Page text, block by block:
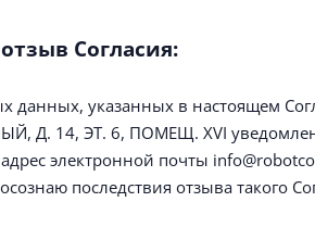
Cогласия:
данных, указанных в настоящем
ЭТ. 6, ПОМЕЩ. XVI
электронной почты
последствия отзыва такого